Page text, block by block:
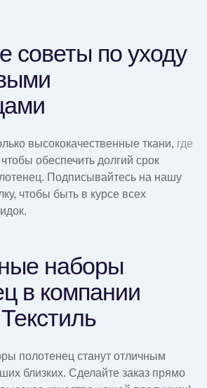
советы по уходу
высококачественные ткани, где
чтобы обеспечить долгий срок
Подписывайтесь на нашу
чтобы быть в курсе всех
наборы
в компании
полотенец станут отличным
близких. Сделайте заказ прямо